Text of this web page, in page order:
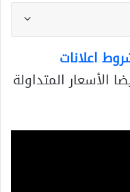
اعلانات
الأسعار المتداولة